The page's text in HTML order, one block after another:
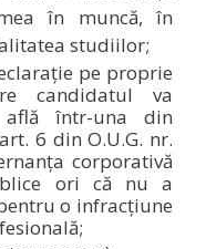
în muncă, în
studiilor;
pe proprie
candidatul va
într-una din
6 din O.U.G. nr.
corporativă
ori că nu a
o infracțiune